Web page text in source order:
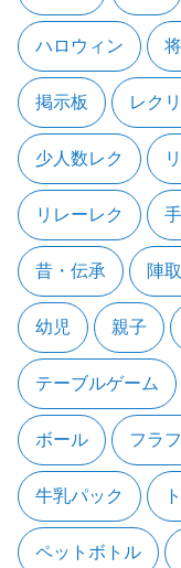
ハロウィン
掲示板 レク
少人数レク
リレーレク
昔・伝承 陣
幼児 親子
テーブルゲーム
ボール フラ
牛乳パック
ペットボトル